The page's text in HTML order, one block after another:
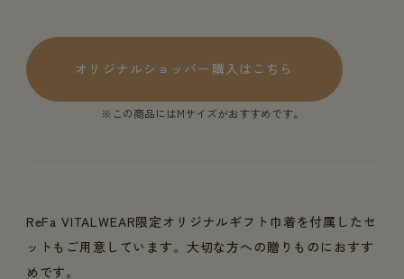
オリジナルショッパー購入はこちら
※この商品にはMサイズがおすすめです。
ReFa VITALWEAR限定オリジナルギフト巾着を付属したセ
ットもご用意しています。大切な方への贈りものにおすす
めです。